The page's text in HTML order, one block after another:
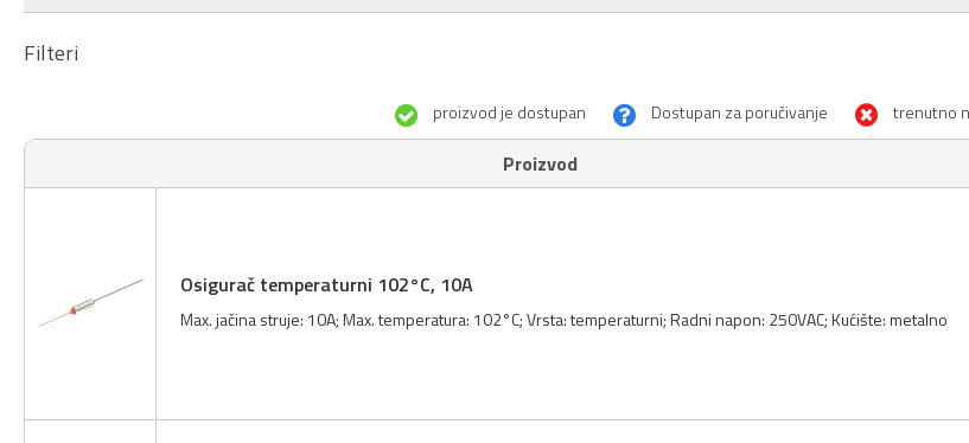
Filteri
proizvod je dostupan Dostupan za poručivanje trenutno
Proizvod
Osigurač temperaturni 102°C, 10A
Max. jačina struje: 10A; Max. temperatura: 102°C; Vrsta: temperaturni; Radni napon: 250VAC; Kućište: metalno